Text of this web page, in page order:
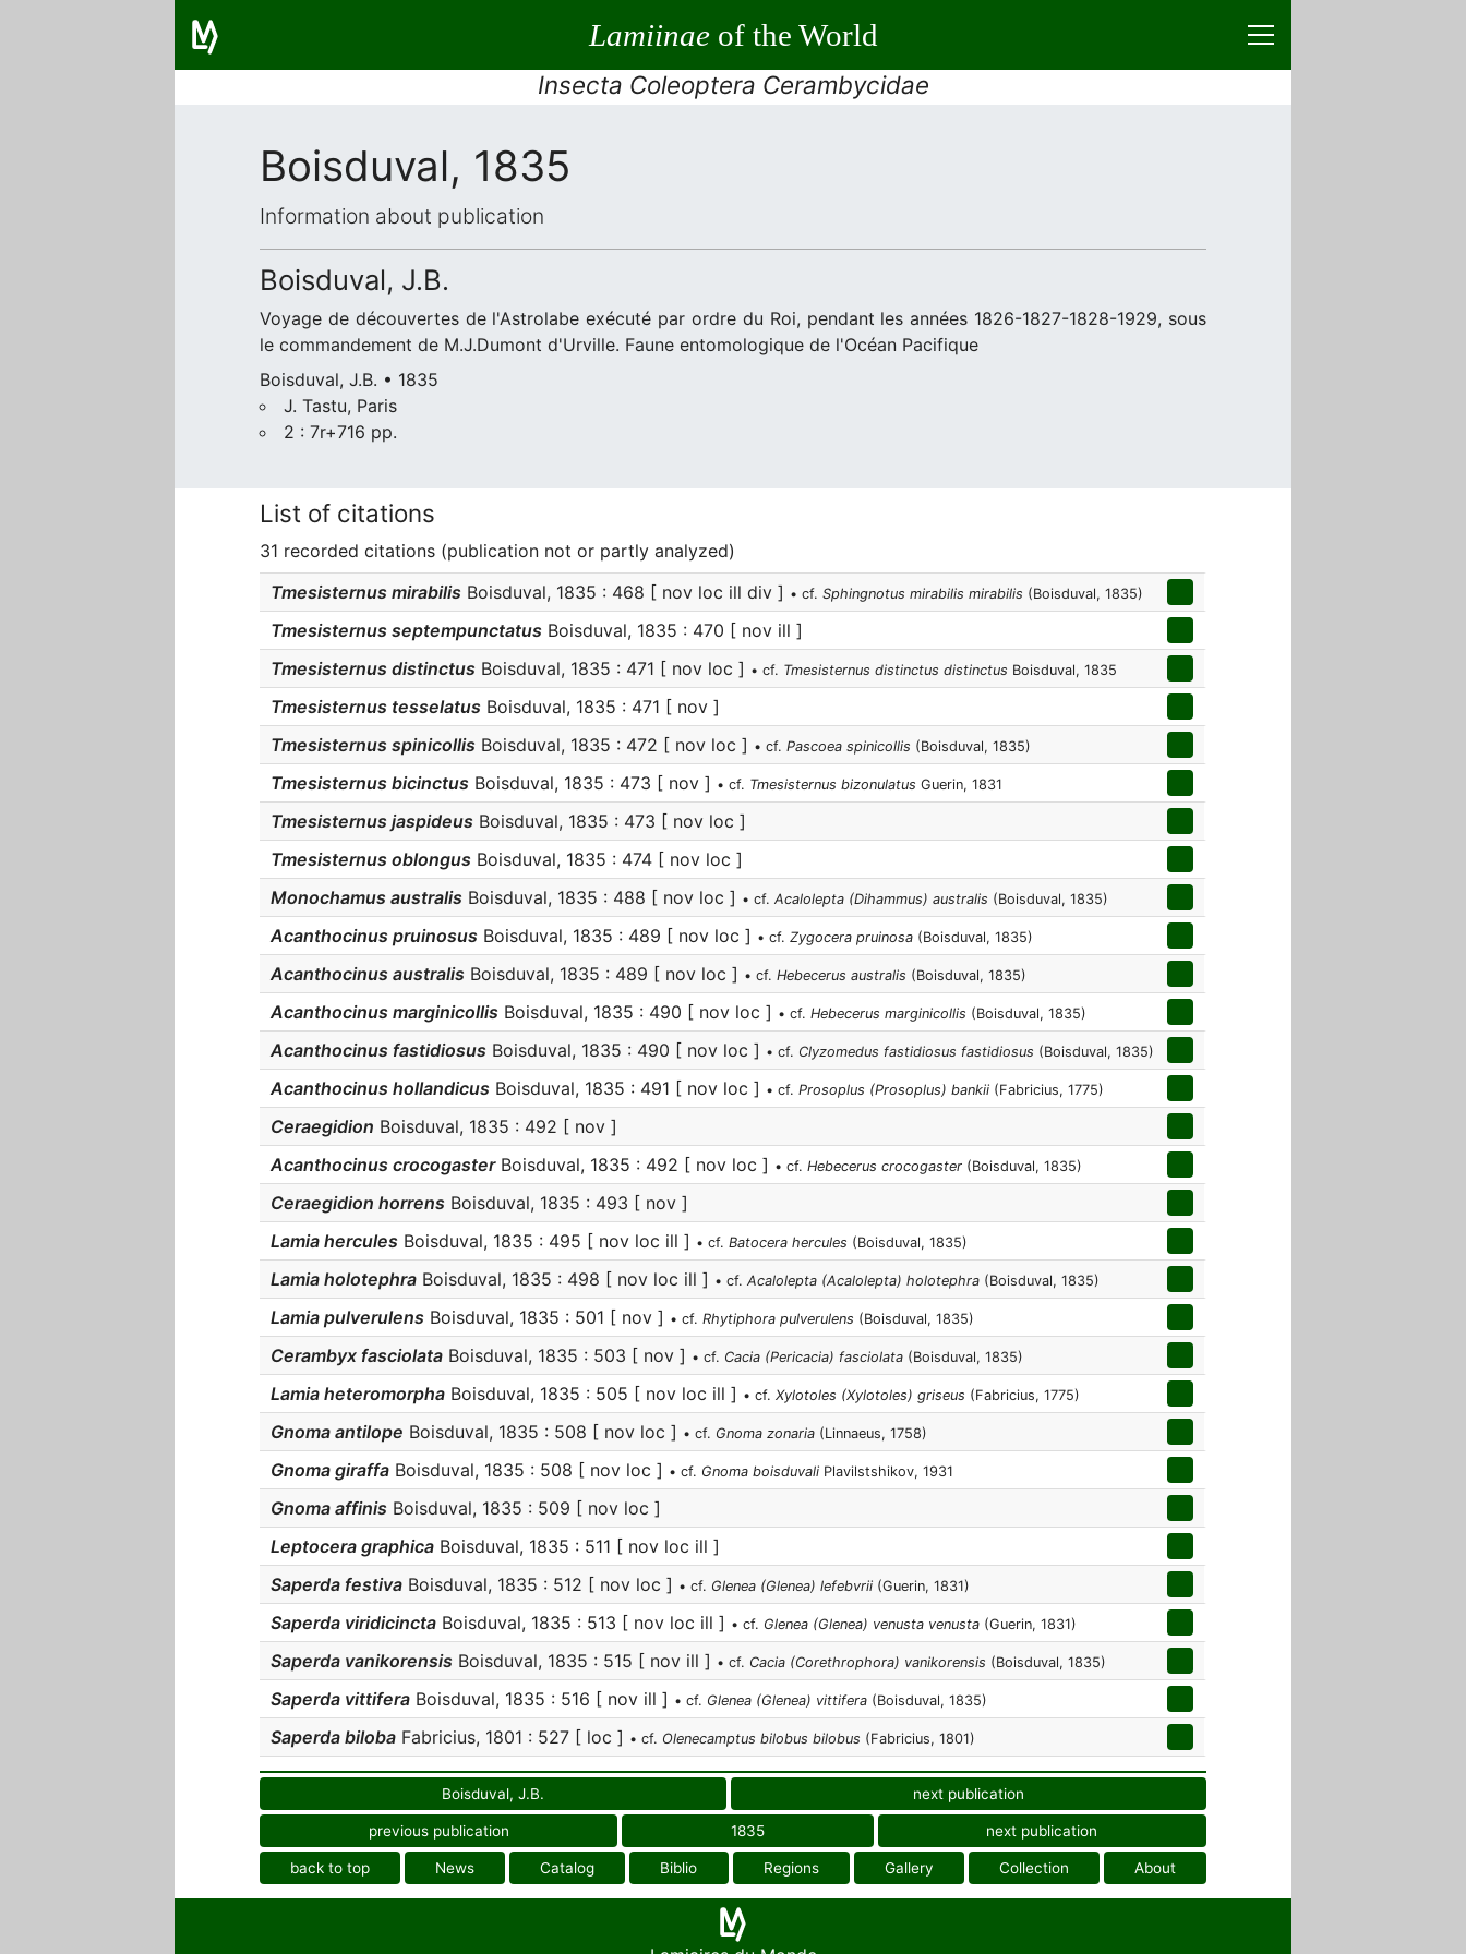
Lamiinaeof the World
Insecta Coleoptera Cerambycidae
Boisduval, 1835
Information about publication
Boisduval, J.B.
Voyage de découvertes de l'Astrolabe exécuté par ordre du Roi, pendant les années 1826-1827-1828-1929, sous
le commandement de M.J.Dumont d'Urville. Faune entomologique de l'Océan Pacifique
Boisduval, J.B. • 1835
J. Tastu, Paris
2 : 7r+716 pp.
List of citations
31 recorded citations (publication not or partly analyzed)
Tmesisternus mirabilis Boisduval, 1835 : 468 [ nov loc ill div ] • cf. Sphingnotus mirabilis mirabilis (Boisduval, 1835)
Tmesisternus septempunctatus Boisduval, 1835 : 470 [ nov ill ]
Tmesisternus distinctus Boisduval, 1835 : 471 [ nov loc ] • cf. Tmesisternus distinctus distinctus Boisduval, 1835
Tmesisternus tesselatus Boisduval, 1835 : 471 [ nov ]
Tmesisternus spinicollis Boisduval, 1835 : 472 [ nov loc ] • cf. Pascoea spinicollis (Boisduval, 1835)
Tmesisternus bicinctus Boisduval, 1835 : 473 [ nov ] • cf. Tmesisternus bizonulatus Guerin, 1831
Tmesisternus jaspideus Boisduval, 1835 : 473 [ nov loc ]
Tmesisternus oblongus Boisduval, 1835 : 474 [ nov loc ]
Monochamus australis Boisduval, 1835 : 488 [ nov loc ] • cf. Acalolepta (Dihammus) australis (Boisduval, 1835)
Acanthocinus pruinosus Boisduval, 1835 : 489 [ nov loc ] • cf. Zygocera pruinosa (Boisduval, 1835)
Acanthocinus australis Boisduval, 1835 : 489 [ nov loc ] • cf. Hebecerus australis (Boisduval, 1835)
Acanthocinus marginicollis Boisduval, 1835 : 490 [ nov loc ] • cf. Hebecerus marginicollis (Boisduval, 1835)
Acanthocinus fastidiosus Boisduval, 1835 : 490 [ nov loc ] • cf. Clyzomedus fastidiosus fastidiosus (Boisduval, 1835)
Acanthocinus hollandicus Boisduval, 1835 : 491 [ nov loc ] • cf. Prosoplus (Prosoplus) bankii (Fabricius, 1775)
Ceraegidion Boisduval, 1835 : 492 [ nov ]
Acanthocinus crocogasterBoisduval, 1835 : 492 [ nov loc ] • cf. Hebecerus crocogaster (Boisduval, 1835)
Ceraegidion horrens Boisduval, 1835 : 493 [ nov ]
Lamia hercules Boisduval, 1835 : 495 [ nov loc ill ] • cf. Batocera hercules (Boisduval, 1835)
Lamia holotephra Boisduval, 1835 : 498 [ nov loc ill ] • cf. Acalolepta (Acalolepta) holotephra (Boisduval, 1835)
Lamia pulverulens Boisduval, 1835 : 501 [ nov ] • cf. Rhytiphora pulverulens (Boisduval, 1835)
Cerambyx fasciolata Boisduval, 1835 : 503 [ nov ] • cf. Cacia (Pericacia) fasciolata (Boisduval, 1835)
Lamia heteromorpha Boisduval, 1835 : 505 [ nov loc ill ] • cf. Xylotoles (Xylotoles) griseus (Fabricius, 1775)
Gnoma antilope Boisduval, 1835 : 508 [ nov loc ] • cf. Gnoma zonaria (Linnaeus, 1758)
Gnoma giraffa Boisduval, 1835 : 508 [ nov loc ] • cf. Gnoma boisduvali Plavilstshikov, 1931
Gnoma affinis Boisduval, 1835 : 509 [ nov loc ]
Leptocera graphica Boisduval, 1835 : 511 [ nov loc ill ]
Saperda festiva Boisduval, 1835 : 512 [ nov loc ] • cf. Glenea (Glenea) lefebvrii (Guerin, 1831)
Saperda viridicincta Boisduval, 1835 : 513 [ nov loc ill ] • cf. Glenea (Glenea) venusta venusta (Guerin, 1831)
Saperda vanikorensis Boisduval, 1835 : 515 [ nov ill ] • cf. Cacia (Corethrophora) vanikorensis (Boisduval, 1835)
Saperda vittifera Boisduval, 1835 : 516 [ nov ill ] • cf. Glenea (Glenea) vittifera (Boisduval, 1835)
Saperda biloba Fabricius, 1801 : 527 [ loc ] • cf. Olenecamptus bilobus bilobus (Fabricius, 1801)
Boisduval, J.B. next publication
previous publication 1835 next publication
back to top News Catalog Biblio Regions Gallery Collection About